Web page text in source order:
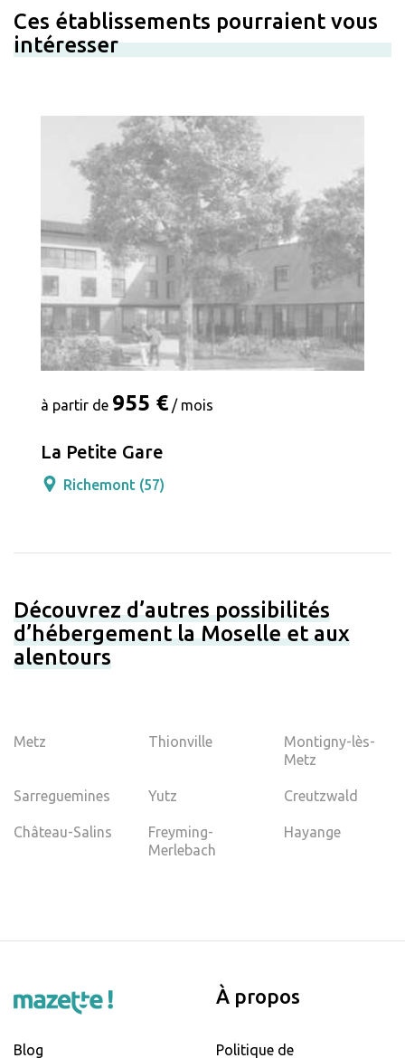
Ces établissements pourraient vous
intéresser
à partir de 955 € / mois
La Petite Gare
Richemont (57)
Découvrez d’autres possibilités
d’hébergement la Moselle et aux
alentours
Metz Thionville
Montigny-lès-
Metz
Sarreguemines Yutz Creutzwald
Château-Salins
Freyming-
Merlebach
Hayange
Blog
À propos
Politique de